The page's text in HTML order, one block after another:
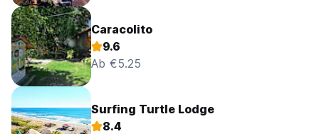
Caracolito
9.6
Ab €5.25
Surfing Turtle Lodge
8.4